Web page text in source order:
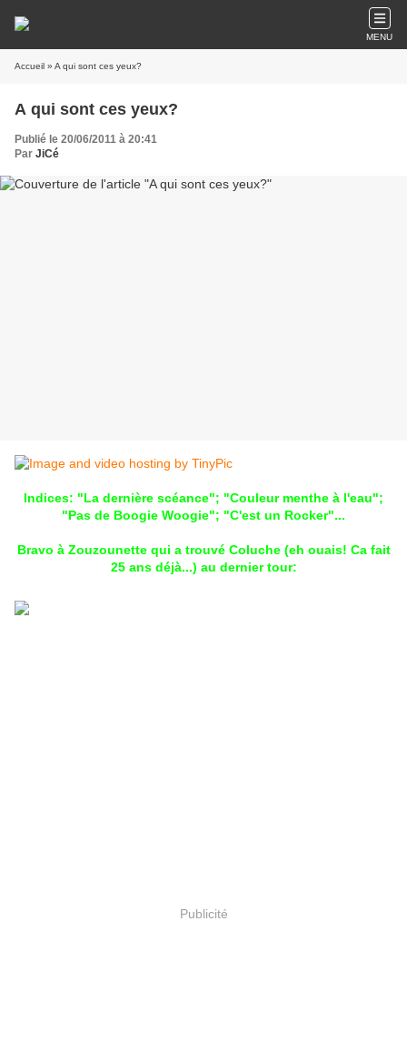
MENU
Accueil » A qui sont ces yeux?
A qui sont ces yeux?
Publié le 20/06/2011 à 20:41
Par JiCé
Indices: "La dernière scéance"; "Couleur menthe à l'eau";
"Pas de Boogie Woogie"; "C'est un Rocker"...
Bravo à Zouzounette qui a trouvé Coluche (eh ouais! Ca fait
25 ans déjà...) au dernier tour:
Publicité